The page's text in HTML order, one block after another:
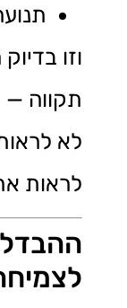
וזו
תקווה —
לא
לראות
ההבדל